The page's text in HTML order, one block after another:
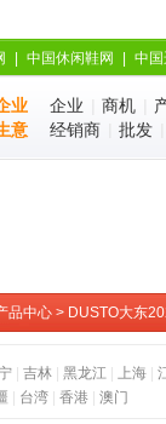
中国休闲鞋网 中
业
意
企业 商机
经销商
批发
品中心 > DUSTO大东
| 吉林| 黑龙江 上海|
台湾| 香港| 澳门